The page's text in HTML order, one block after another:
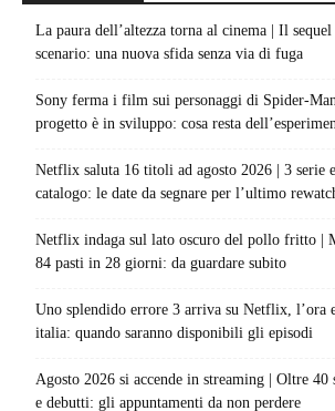
La paura dell’altezza torna al cinema | Il
scenario: una nuova sfida senza via di fuga
Sony ferma i film sui personaggi di Spider-
progetto è in sviluppo: cosa resta
Netflix saluta 16 titoli ad agosto 2026 | 3 serie
catalogo: le date da segnare per l’ultimo
Netflix indaga sul lato oscuro del pollo fritto |
84 pasti in 28 giorni: da guardare subito
Uno splendido errore 3 arriva su Netflix, l’ora
italia: quando saranno disponibili gli episodi
Agosto 2026 si accende in streaming | Oltre
e debutti: gli appuntamenti da non perdere